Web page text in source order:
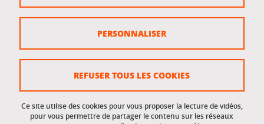
Gestion des cookies
Accessibilité : non conforme
Accès réservés
Ce site utilise des cookies pour vous proposer la lecture de vidéos,
pour vous permettre de partager le contenu sur les réseaux
REFUSER TOUS LES COOKIES
PERSONNALISER